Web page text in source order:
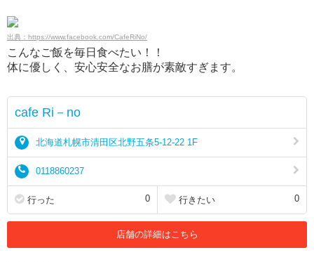
出典：https://www.facebook.com/CafeRiNo/
こんなご飯を毎日食べたい！！
体に優しく、安心安全なお膳が素敵すぎます。
cafe Ri－no
北海道札幌市清田区北野五条5-12-22 1F
0118860237
行った 0 行きたい 0
店舗の詳細はこちら